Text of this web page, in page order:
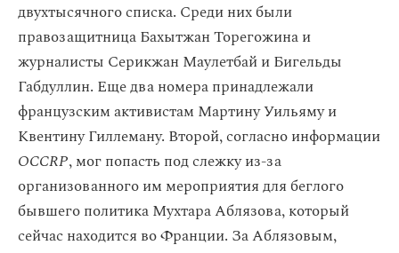
двухтысячного списка. Среди них были
правозащитница Бахытжан Торегожина и
журналисты Серикжан Маулетбай и Бигельды
Габдуллин. Еще два номера принадлежали
французским активистам Мартину Уильяму и
Квентину Гиллеману. Второй, согласно информации
OCCRP, мог попасть под слежку из-за
организованного им мероприятия для беглого
бывшего политика Мухтара Аблязова, который
сейчас находится во Франции. За Аблязовым,